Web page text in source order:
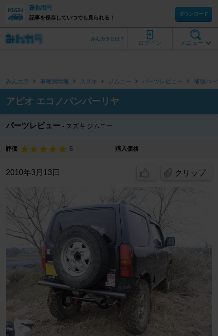
記事を保存していつでも見られる！
ダウンロード
メニュー
ログイン
みんカラとは？
みんカラ 車種別情報 スズキ ジムニー パーツレビュー 補強パ
アピオ エコノバンパーリヤ
パーツレビュー スズキ ジムニー
評価 5 購入価格 -
2010年3月13日 クリップ